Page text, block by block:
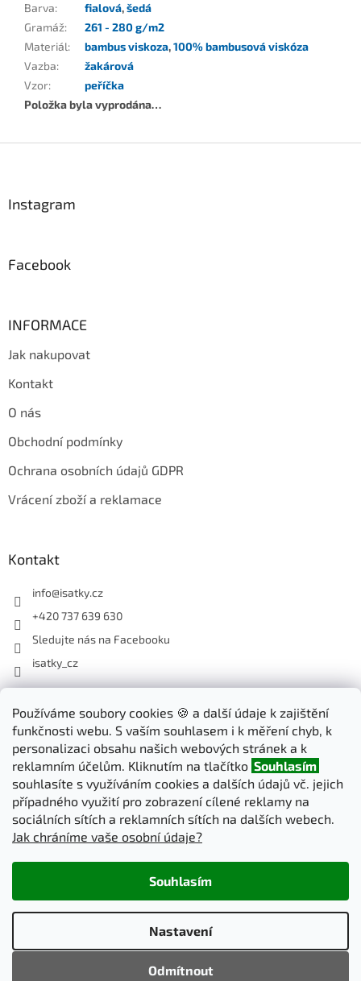
Používáme soubory cookies 🍪 a další údaje k zajištění
funkčnosti webu. S vaším souhlasem i k měření chyb, k
personalizaci obsahu našich webových stránek a k
reklamním účelům. Kliknutím na tlačítko Souhlasím
souhlasíte s využíváním cookies a dalších údajů vč. jejich
případného využití pro zobrazení cílené reklamy na
sociálních sítích a reklamních sítích na dalších webech.
Jak chráníme vaše osobní údaje?
Nastavení
Odmítnout
Souhlasím
Barva: fialová,šedá
Gramáž:
261 - 280 g/m2
Materiál: bambus viskoza,100% bambusová viskóza
Vazba:
žakárová
Vzor:
peříčka
Položka byla vyprodána…
Instagram
Facebook
INFORMACE
Jak nakupovat
Kontakt
O nás
Obchodní podmínky
Ochrana osobních údajů GDPR
Vrácení zboží a reklamace
Kontakt
info@isatky.cz
+420 737 639 630
Sledujte nás na Facebooku
isatky_cz
Odebírat newsletter
Vložte svůj e-mail a my vám budeme zasílat informace o nových
produktech na našem e-shopu.
E-mail
PŘIHLÁSIT SE
nastavení cookies